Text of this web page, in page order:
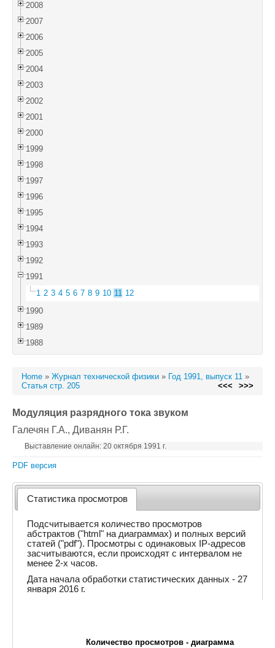
2008
2007
2006
2005
2004
2003
2002
2001
2000
1999
1998
1997
1996
1995
1994
1993
1992
1991
1 2 3 4 5 6 7 8 9 10 11 12
1990
1989
1988
Home » Журнал технической физики » Год 1991, выпуск 11 »
Статья стр. 205
<<< >>>
Модуляция разрядного тока звуком
Галечян Г.А., Диванян Р.Г.
Выставление онлайн: 20 октября 1991 г.
PDF версия
Статистика просмотров
Подсчитывается количество просмотров
абстрактов ("html" на диаграммах) и полных версий
статей ("pdf"). Просмотры с одинаковых IP-адресов
засчитываются, если происходят с интервалом не
менее 2-х часов.
Дата начала обработки статистических данных - 27
января 2016 г.
Количество просмотров - диаграмма